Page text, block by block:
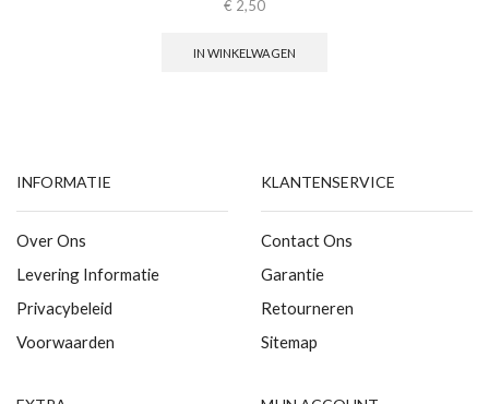
€ 2,50
IN WINKELWAGEN
INFORMATIE
Over Ons
Levering Informatie
Privacybeleid
Voorwaarden
KLANTENSERVICE
Contact Ons
Garantie
Retourneren
Sitemap